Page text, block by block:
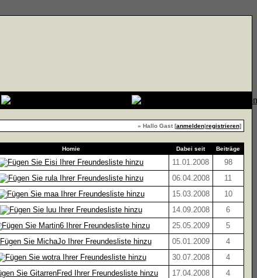
» Hallo Gast [anmelden|registrieren]
Homie Dabei seit Beiträge
11.01.2008
98
06.04.2008
11
15.03.2008
10
14.09.2008
6
25.05.2009
5
05.01.2009
4
30.07.2008
4
17.04.2008
4